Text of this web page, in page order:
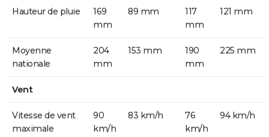
Hauteur de pluie
169
mm
89 mm
117
mm
121 mm
Moyenne
nationale
204
mm
153 mm
190
mm
225 mm
Vent
Vitesse de vent
maximale
90
km/h
83 km/h
76
km/h
94 km/h